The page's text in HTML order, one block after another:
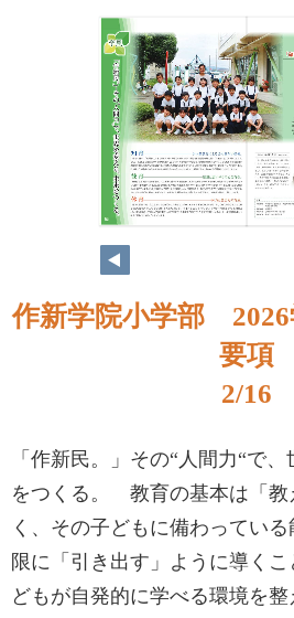
作新学院小学部 2026
要項
2/16
「作新民。」その“人間力“で
をつくる。 教育の基本は「教
く、その子どもに備わってい
限に「引き出す」ように導く
どもが自発的に学べる環境を